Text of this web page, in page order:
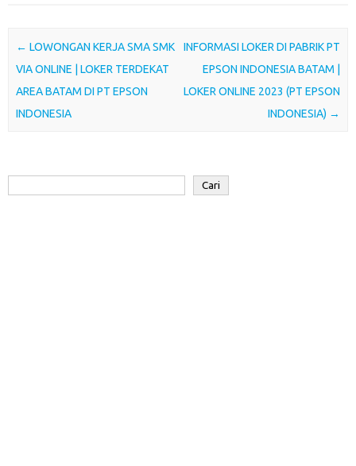
o
o
k
e
r
A
p
p
d
n
a
r
d
Post navigation
← LOWONGAN KERJA SMA SMK
VIA ONLINE | LOKER TERDEKAT
AREA BATAM DI PT EPSON
INDONESIA
INFORMASI LOKER DI PABRIK PT
EPSON INDONESIA BATAM |
LOKER ONLINE 2023 (PT EPSON
INDONESIA) →
Cari
Cari